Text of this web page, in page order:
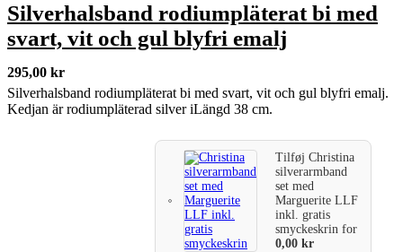
Silverhalsband rodiumpläterat bi med
svart, vit och gul blyfri emalj
295,00 kr
Silverhalsband rodiumpläterat bi med svart, vit och gul blyfri emalj.
Kedjan är rodiumpläterad silver iLängd 38 cm.
TilføjChristina
silverarmband
set med
Marguerite LLF
inkl. gratis
smyckeskrinfor
0,00kr